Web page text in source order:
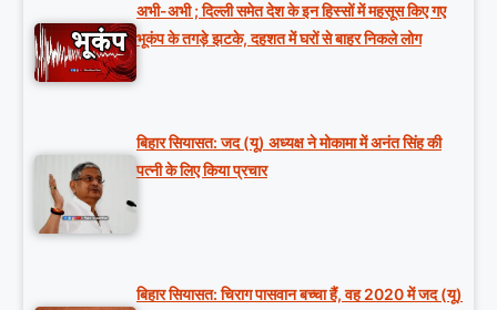
अभी-अभी ; दिल्ली समेत देश के इन हिस्सों में महसूस किए गए
भूकंप के तगड़े झटके, दहशत में घरों से बाहर निकले लोग
बिहार सियासत: जद (यू) अध्यक्ष ने मोकामा में अनंत सिंह की
पत्नी के लिए किया प्रचार
बिहार सियासत: चिराग पासवान बच्चा हैं, वह 2020 में जद (यू)